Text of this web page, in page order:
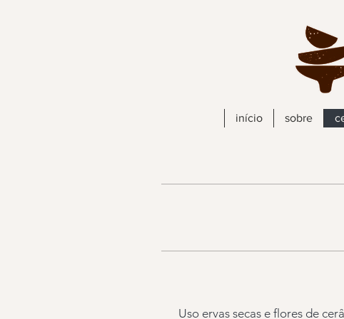
início sobre
Uso ervas secas e flores de